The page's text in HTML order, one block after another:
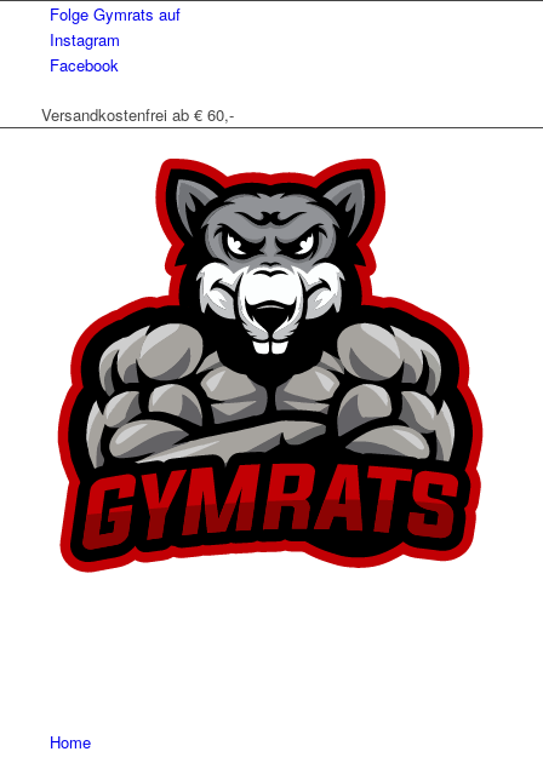
Folge Gymrats auf
Instagram
Facebook
Versandkostenfrei ab € 60,-
Home